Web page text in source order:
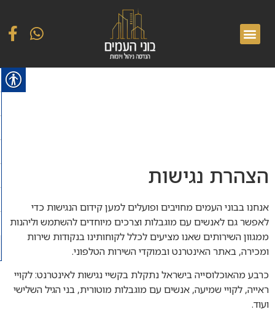
הצהרת נגישות
אנחנו בבוני העמים מחויבים ופועלים למען קידום הנגישות כדי
לאפשר גם לאנשים עם מוגבלות וצרכים מיוחדים להשתמש וליהנות
ממגוון השירותים שאנו מציעים לכלל לקוחותינו בנקודות שירות
ומכירה, באתר האינטרנט ובמוקדי השירות הטלפוני.
כרבע מהאוכלוסייה בישראל נתקלת בקשיי נגישות לאינטרנט: לקויי
ראייה, לקויי שמיעה, אנשים עם מוגבלות מוטורית, בני הגיל השלישי
ועוד.